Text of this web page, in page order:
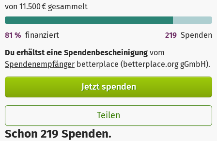
Schon 219 Spenden.
von 11.500 € gesammelt
81 % finanziert 219 Spenden
Du erhältst eine Spendenbescheinigung vom
Spendenempfänger betterplace (betterplace.org gGmbH).
Jetzt spenden
Teilen